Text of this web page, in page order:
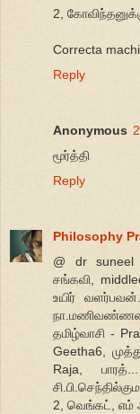
2,
Correcta
Reply
Anonymous
மூர்த்தி
Reply
Philosophy
@ dr suneel
சங்கவி,
உயிர்
தமிழ்வாசி -
Geetha6,
Raja,
2, வெங்கட், எம்